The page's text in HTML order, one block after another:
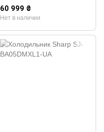
60 999 ₴
Нет в наличии